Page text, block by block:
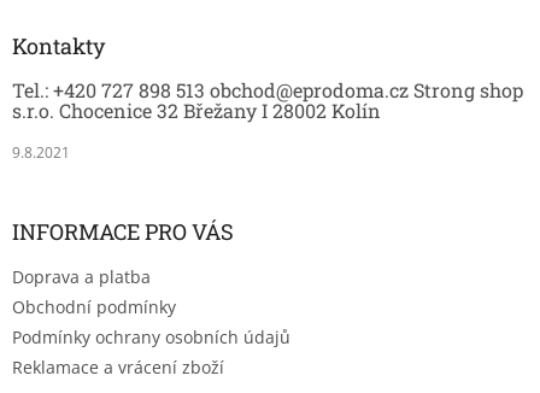
Kontakty
Tel.: +420 727 898 513 obchod@eprodoma.cz Strong shop
s.r.o. Chocenice 32 Břežany I 28002 Kolín
9.8.2021
INFORMACE PRO VÁS
Doprava a platba
Obchodní podmínky
Podmínky ochrany osobních údajů
Reklamace a vrácení zboží